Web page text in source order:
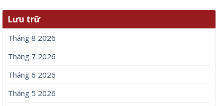
Lưu trữ
Tháng 8 2026
Tháng 7 2026
Tháng 6 2026
Tháng 5 2026